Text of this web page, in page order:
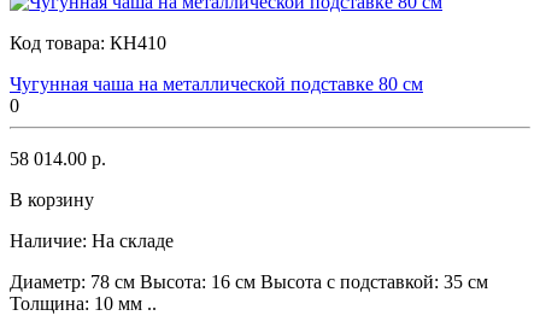
Код товара: КН410
Чугунная чаша на металлической подставке 80 см
0
58 014.00 р.
В корзину
Наличие: На складе
Диаметр: 78 см Высота: 16 см Высота с подставкой: 35 см
Толщина: 10 мм ..